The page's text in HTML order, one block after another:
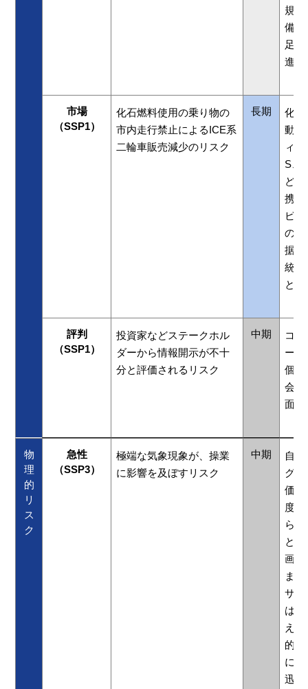
規格
備の
足
進に
市場
（SSP1）
化石燃料使用の乗り物の
市内走行禁止によるICE系
二輪車販売減少のリスク
長期
化石
動力
ィ
S、
ど
携し
ビ
の新
据え
統合
と
評判
（SSP1）
投資家などステークホル
ダーから情報開示が不十
分と評価されるリスク
中期
コ
ーシ
個人
会や
面談
物
理
的
リ
ス
ク
急性
（SSP3）
極端な気象現象が、操業
に影響を及ぼすリスク
中期
自
グル
価す
度
ら
と
画の
ます
サプ
は、
え
的な
に把
迅速